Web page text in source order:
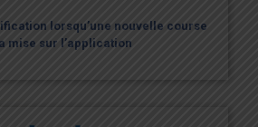
lorsqu’une nouvelle course
mise sur l’application